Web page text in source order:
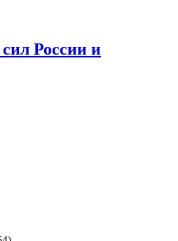
России и